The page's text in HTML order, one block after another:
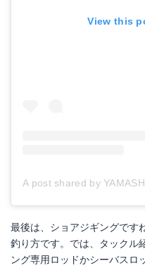
View this
最後は、ショアジギングです
釣り方です。では、タックル
ング専用ロッドかシーバスロ